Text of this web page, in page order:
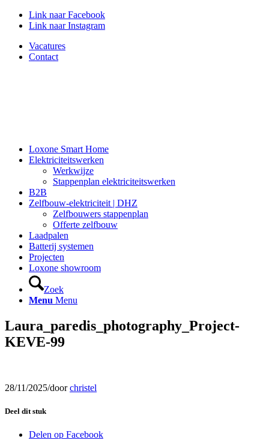
Link naar Facebook
Link naar Instagram
Vacatures
Contact
Loxone Smart Home
Elektriciteitswerken
Werkwijze
Stappenplan elektriciteitswerken
B2B
Zelfbouw-elektriciteit | DHZ
Zelfbouwers stappenplan
Offerte zelfbouw
Laadpalen
Batterij systemen
Projecten
Loxone showroom
Zoek
Menu Menu
Laura_paredis_photography_Project-
KEVE-99
28/11/2025/doorchristel
Deel dit stuk
Delen op Facebook